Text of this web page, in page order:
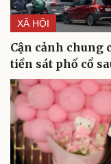
XÃ HỘI
Cận cảnh chung
tiền sát phố cổ